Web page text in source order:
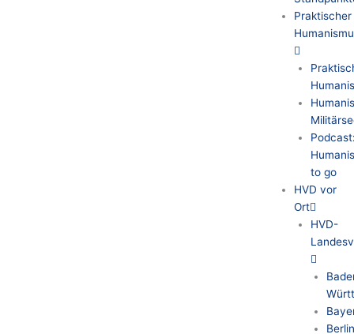
Praktischer
to go
HVD vor
Ort
HVD-